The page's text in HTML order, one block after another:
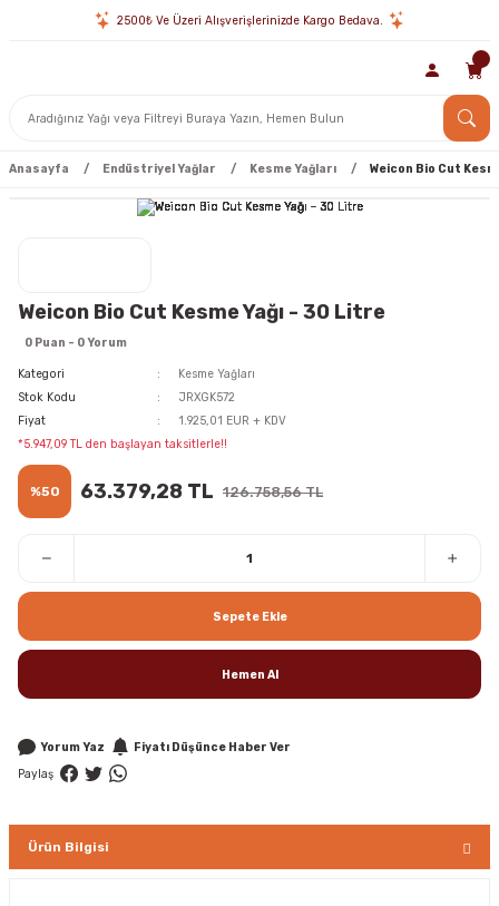
2500₺ Ve Üzeri Alışverişlerinizde Kargo Bedava.
Anasayfa Endüstriyel Yağlar Kesme Yağları Weicon Bio Cut
Weicon Bio Cut Kesme Yağı - 30 Litre
0 Puan - 0 Yorum
Kategori
Kesme Yağları
Stok Kodu
JRXGK572
Fiyat
1.925,01 EUR + KDV
*5.947,09 TL den başlayan taksitlerle!!
%50 63.379,28 TL 126.758,56 TL
Sepete Ekle
Hemen Al
Yorum Yaz
Fiyatı Düşünce Haber Ver
Paylaş
Ürün Bilgisi